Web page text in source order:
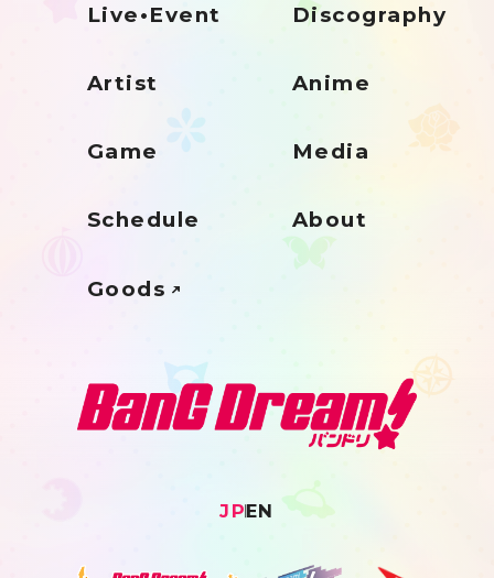
Live•Event Discography
Artist Anime
Game Media
Schedule About
Goods
JPEN